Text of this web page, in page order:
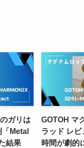
ガリは
Metal
結果
GOTOH マ
ラッド レ
時間が劇的